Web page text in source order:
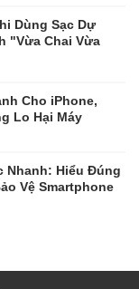
Dùng Sạc Dự
"Vừa Chai Vừa
Cho iPhone,
Lo Hại Máy
Nhanh: Hiểu Đúng
Vệ Smartphone